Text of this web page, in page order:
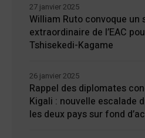
William Ruto convoque un
extraordinaire de l’EAC
Tshisekedi-Kagame
27 janvier 2025
Rappel des diplomates
Kigali : nouvelle escalade
les deux pays sur fond
26 janvier 2025